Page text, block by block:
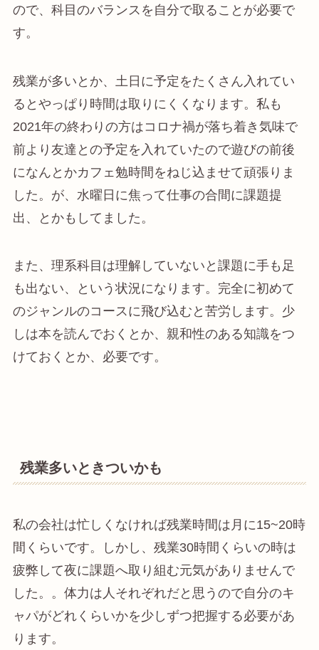
ので、科目のバランスを自分で取ることが必要で
す。
残業が多いとか、土日に予定をたくさん入れてい
るとやっぱり時間は取りにくくなります。私も
2021年の終わりの方はコロナ禍が落ち着き気味で
前より友達との予定を入れていたので遊びの前後
になんとかカフェ勉時間をねじ込ませて頑張りま
した。が、水曜日に焦って仕事の合間に課題提
出、とかもしてました。
また、理系科目は理解していないと課題に手も足
も出ない、という状況になります。完全に初めて
のジャンルのコースに飛び込むと苦労します。少
しは本を読んでおくとか、親和性のある知識をつ
けておくとか、必要です。
残業多いときついかも
私の会社は忙しくなければ残業時間は月に15~20時
間くらいです。しかし、残業30時間くらいの時は
疲弊して夜に課題へ取り組む元気がありませんで
した。。体力は人それぞれだと思うので自分のキ
ャパがどれくらいかを少しずつ把握する必要があ
ります。